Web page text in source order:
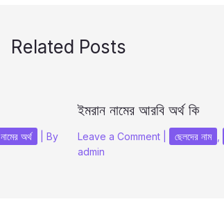
Related Posts
নামের অর্থ
| By
ইমরান নামের আরবি অর্থ কি
Leave a Comment ছেলদের নাম
admin